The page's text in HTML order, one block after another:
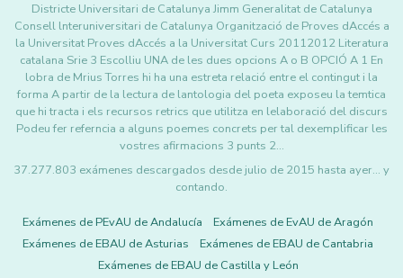
Districte Universitari de Catalunya Jimm Generalitat de Catalunya
Consell lnteruniversitari de Catalunya Organització de Proves dAccés a
la Universitat Proves dAccés a la Universitat Curs 20112012 Literatura
catalana Srie 3 Escolliu UNA de les dues opcions A o B OPCIÓ A 1 En
lobra de Mrius Torres hi ha una estreta relació entre el contingut i la
forma A partir de la lectura de lantologia del poeta exposeu la temtica
que hi tracta i els recursos retrics que utilitza en lelaboració del discurs
Podeu fer referncia a alguns poemes concrets per tal dexemplificar les
vostres afirmacions 3 punts 2…
37.277.803 exámenes descargados desde julio de 2015 hasta ayer... y
contando.
Exámenes de PEvAU de Andalucía
Exámenes de EvAU de Aragón
Exámenes de EBAU de Asturias
Exámenes de EBAU de Cantabria
Exámenes de EBAU de Castilla y León